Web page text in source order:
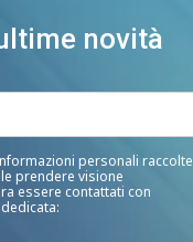
novità
personali raccolte
prendere visione
essere contattati con